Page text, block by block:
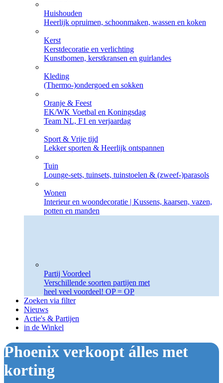
Huishouden
Heerlijk opruimen, schoonmaken, wassen en koken
Kerst
Kerstdecoratie en verlichting
Kunstbomen, kerstkransen en guirlandes
Kleding
(Thermo-)ondergoed en sokken
Oranje & Feest
EK/WK Voetbal en Koningsdag
Team NL, F1 en verjaardag
Sport & Vrije tijd
Lekker sporten & Heerlijk ontspannen
Tuin
Lounge-sets, tuinsets, tuinstoelen & (zweef-)parasols
Wonen
Interieur en woondecoratie | Kussens, kaarsen, vazen,
potten en manden
Partij Voordeel
Verschillende soorten partijen met
heel veel voordeel! OP = OP
Zoeken via filter
Nieuws
Actie's & Partijen
in de Winkel
Phoenix verkoopt álles met
korting